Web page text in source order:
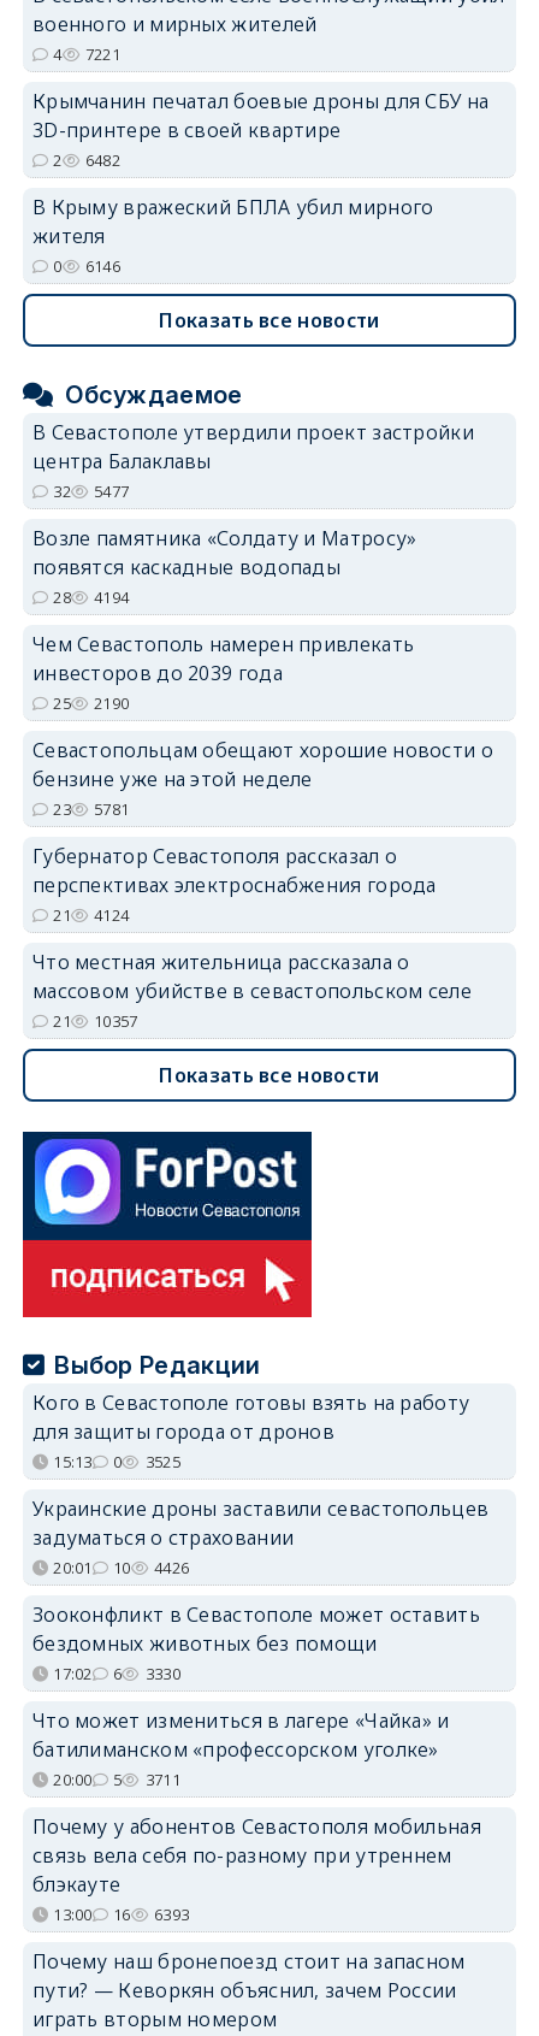
военного и мирных жителей
4 7221
Крымчанин печатал боевые дроны для СБУ на
3D-принтере в своей квартире
2 6482
В Крыму вражеский БПЛА убил мирного
жителя
0 6146
Показать все новости
Обсуждаемое
В Севастополе утвердили проект застройки
центра Балаклавы
32 5477
Возле памятника «Солдату и Матросу»
появятся каскадные водопады
28 4194
Чем Севастополь намерен привлекать
инвесторов до 2039 года
25 2190
Севастопольцам обещают хорошие новости о
бензине уже на этой неделе
23 5781
Губернатор Севастополя рассказал о
перспективах электроснабжения города
21 4124
Что местная жительница рассказала о
массовом убийстве в севастопольском селе
21 10357
Показать все новости
Выбор Редакции
Кого в Севастополе готовы взять на работу
для защиты города от дронов
15:13 0 3525
Украинские дроны заставили севастопольцев
задуматься о страховании
20:01 10 4426
Зооконфликт в Севастополе может оставить
бездомных животных без помощи
17:02 6 3330
Что может измениться в лагере «Чайка» и
батилиманском «профессорском уголке»
20:00 5 3711
Почему у абонентов Севастополя мобильная
связь вела себя по-разному при утреннем
блэкауте
13:00 16 6393
Почему наш бронепоезд стоит на запасном
пути? — Кеворкян объяснил, зачем России
играть вторым номером